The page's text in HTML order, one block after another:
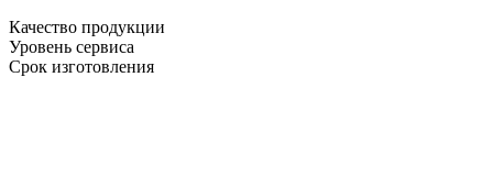
Качество продукции
Уровень сервиса
Срок изготовления